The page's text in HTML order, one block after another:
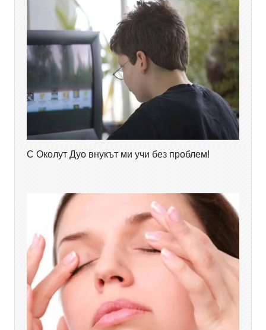
С Околут Дуо внукът ми учи без проблем!